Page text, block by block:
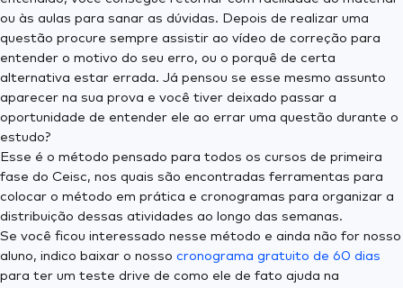
ou às aulas para sanar as dúvidas. Depois de realizar uma
questão procure sempre assistir ao vídeo de correção para
entender o motivo do seu erro, ou o porquê de certa
alternativa estar errada. Já pensou se esse mesmo assunto
aparecer na sua prova e você tiver deixado passar a
oportunidade de entender ele ao errar uma questão durante o
estudo?
Esse é o método pensado para todos os cursos de primeira
fase do Ceisc, nos quais são encontradas ferramentas para
colocar o método em prática e cronogramas para organizar a
distribuição dessas atividades ao longo das semanas.
Se você ficou interessado nesse método e ainda não for nosso
aluno, indico baixar o nosso cronograma gratuito de 60 dias
para ter um teste drive de como ele de fato ajuda na